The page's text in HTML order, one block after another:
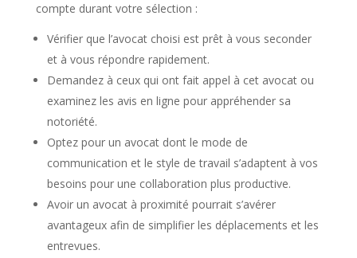
compte durant votre sélection :
Vérifier que l’avocat choisi est prêt à vous seconder
et à vous répondre rapidement.
Demandez à ceux qui ont fait appel à cet avocat ou
examinez les avis en ligne pour appréhender sa
notoriété.
Optez pour un avocat dont le mode de
communication et le style de travail s’adaptent à vos
besoins pour une collaboration plus productive.
Avoir un avocat à proximité pourrait s’avérer
avantageux afin de simplifier les déplacements et les
entrevues.